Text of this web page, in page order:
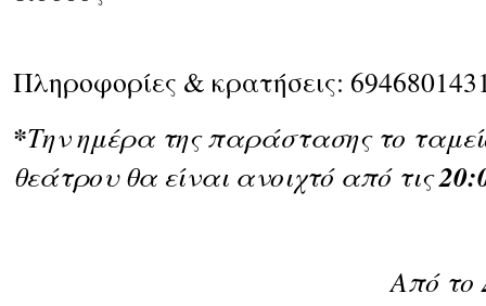
Πληροφορίες & κρατήσεις:
*Την ημέρα της παράστασης το
θεάτρου θα είναι ανοιχτό από τις
Από το